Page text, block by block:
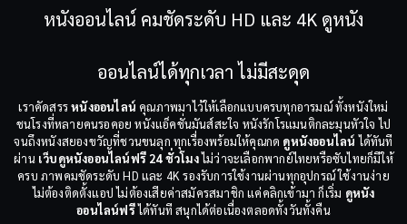
หนังออนไลน์ คมชัดระดับ HD และ 4K ดูหนัง
ออนไลน์ได้ทุกเวลา ไม่มีสะดุด
เราคัดสรรหนังออนไลน์ คุณภาพมาไว้ให้เลือกแบบครบทุกอารมณ์ ทั้งหนังใหม่
ชนโรงที่หลายคนรอคอย หนังแอ็คชั่นมันส์สะใจ หนังรักโรแมนติกละมุนหัวใจ ไป
จนถึงหนังสยองขวัญที่ชวนขนลุก ทุกเรื่องพร้อมให้คุณกด ดูหนังออนไลน์ ได้ทันที
ผ่าน เว็บดูหนังออนไลน์ฟรี 24 ชั่วโมงไม่ว่าจะเลือกพากย์ไทยหรือซับไทยก็มีให้
ครบ ภาพคมชัดระดับ HD และ 4K รองรับการใช้งานผ่านทุกอุปกรณ์ ใช้งานง่าย
ไม่ต้องติดตั้งแอป ไม่ต้องเสียค่าสมัครสมาชิก แค่คลิกเข้ามา ก็เริ่ม ดูหนัง
ออนไลน์ฟรีได้ทันที สนุกได้ต่อเนื่องตลอดทั้งวันทั้งคืน